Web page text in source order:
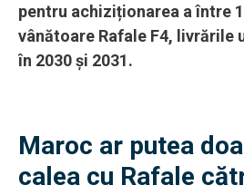
pentru achiziționarea a între
vânătoare Rafale F4, livrările
în 2030 și 2031.
Maroc ar putea
calea cu Rafale